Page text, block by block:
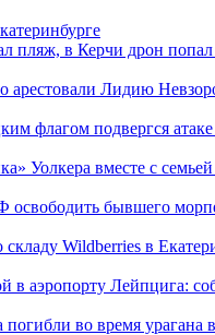
пляж, в Керчи дрон
арестовали Лидию
флагом подвергся
Уолкера вместе с
бывшего
Wildberries в
в аэропорту Лейпцига:
во время урагана